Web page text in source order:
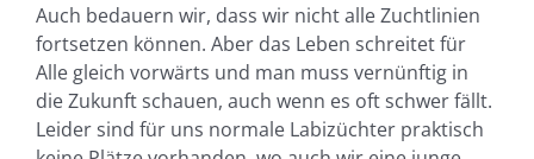
Auch bedauern wir, dass wir nicht alle Zuchtlinien
fortsetzen können. Aber das Leben schreitet für
Alle gleich vorwärts und man muss vernünftig in
die Zukunft schauen, auch wenn es oft schwer fällt.
Leider sind für uns normale Labizüchter praktisch